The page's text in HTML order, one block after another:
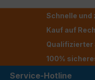
Schnelle und
Kauf auf
Qualifizierter
100%
Service-Hotline